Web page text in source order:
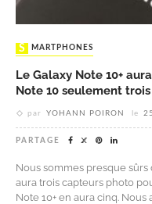
SMARTPHONES
Le Galaxy Note 10+
Note 10 seulement trois
par YOHANN POIRON le
PARTAGE
Nous sommes presque sûrs
aura trois capteurs photo
Note 10+ en aura cinq.